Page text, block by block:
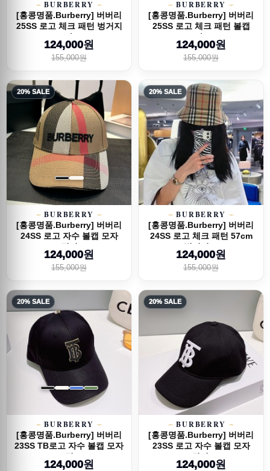
BURBERRY
[홍콩명품.Burberry] 버버리
25SS 로고 체크 패턴 벙거지
모자 ...
124,000원
155,000원
BURBERRY
[홍콩명품.Burberry] 버버리
25SS 로고 체크 패턴 볼캡
모자 (...
124,000원
155,000원
20% SALE
BURBERRY
[홍콩명품.Burberry] 버버리
24SS 로고 자수 볼캡 모자
(2컬러...
124,000원
155,000원
20% SALE
BURBERRY
[홍콩명품.Burberry] 버버리
24SS 로고 체크 패턴 57cm
벙거지 ...
124,000원
155,000원
20% SALE
BURBERRY
[홍콩명품.Burberry] 버버리
23SS TB로고 자수 볼캡 모자
(4컬...
124,000원
20% SALE
BURBERRY
[홍콩명품.Burberry] 버버리
23SS 로고 자수 볼캡 모자
(3컬러)...
124,000원